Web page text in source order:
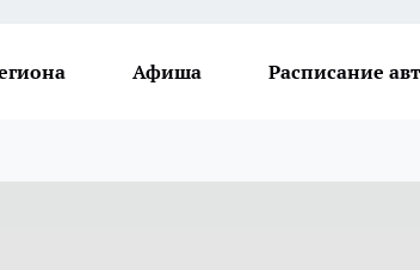
Афиша Расписание